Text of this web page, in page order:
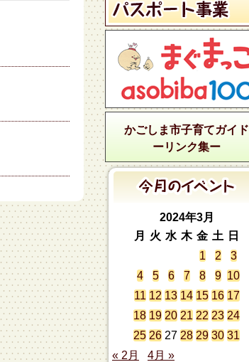
かごしま市子育てガイド
ーリンク集ー
2024年3月
月
火 水 木 金 土
日
1
2
3
4
5 6 7 8 9 10
11 12 13 14 15 16 17
18 19 20 21 22 23 24
25 26 27 28 29 30 31
« 2月
4月 »